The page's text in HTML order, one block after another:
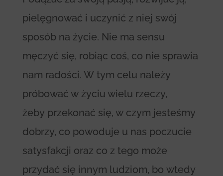
pielęgnować i uczynić z niej swój
sposób na życie. Nie ma sensu
męczyć się, robiąc coś, co nie sprawia
nam radości. W tym celu należy
próbować w życiu wielu rzeczy,
żeby przekonać się, w czym jesteśmy
dobrzy, co powoduje u nas poczucie
satysfakcji oraz co z tego może
przydać się innym ludziom, bo wtedy